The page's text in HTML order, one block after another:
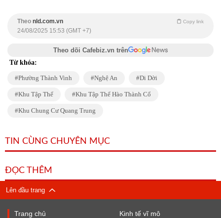
Theo nld.com.vn Copy link
24/08/2025 15:53 (GMT +7)
Theo dõi Cafebiz.vn trên
Từ khóa:
Phường Thành Vinh Nghệ An Di Dời
Khu Tập Thể Khu Tập Thể Hào Thành Cổ
Khu Chung Cư Quang Trung
TIN CÙNG CHUYÊN MỤC
ĐỌC THÊM
Lên đầu trang
Trang chủ Kinh tế vĩ mô